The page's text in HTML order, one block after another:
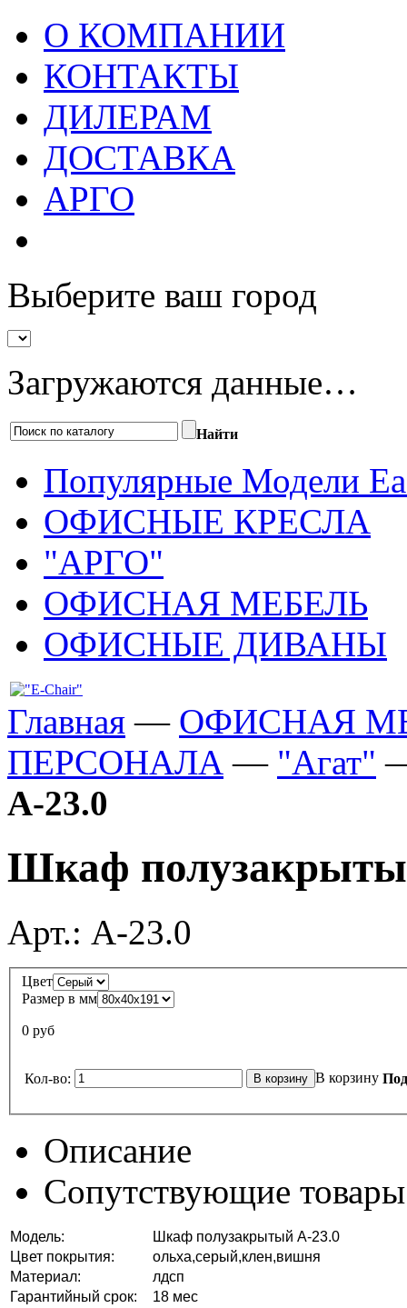
О КОМПАНИИ
КОНТАКТЫ
ДИЛЕРАМ
ДОСТАВКА
АРГО
Выберите ваш город
Загружаются данные…
Найти
Популярные Модели
ОФИСНЫЕ КРЕСЛА
"АРГО"
ОФИСНАЯ МЕБЕЛЬ
ОФИСНЫЕ ДИВАНЫ
Главная — ОФИСНАЯ
ПЕРСОНАЛА — "Агат"
А-23.0
Шкаф
Арт.: А-23.0
Цвет
Размер в мм
0 руб
Кол-во: В корзину
Описание
Сопутствующие товары
Модель:
Шкаф полузакрытый А-23.0
Цвет покрытия:
ольха,серый,клен,вишня
Материал:
лдсп
Гарантийный срок:
18 мес